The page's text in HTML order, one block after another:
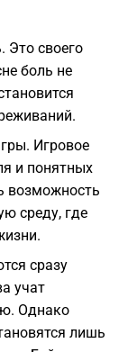
Это своего
боль не
Игровое
и понятных
возможность
среду, где
сразу
учат
Однако
лишь